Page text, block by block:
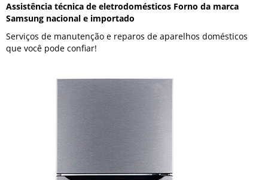
Assistência técnica de eletrodomésticos Forno da marca
Samsung nacional e importado
Serviços de manutenção e reparos de aparelhos domésticos
que você pode confiar!